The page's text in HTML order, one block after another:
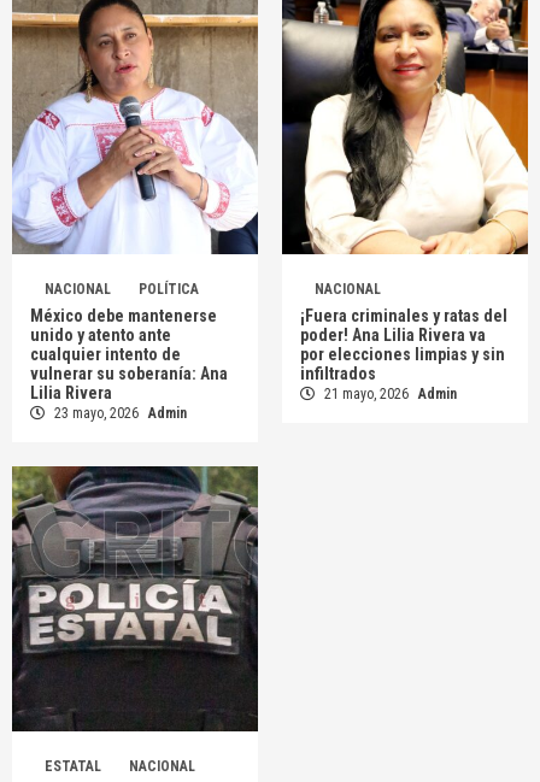
NACIONAL POLÍTICA
México debe mantenerse
unido y atento ante
cualquier intento de
vulnerar su soberanía: Ana
Lilia Rivera
23 mayo, 2026 Admin
NACIONAL
¡Fuera criminales y ratas del
poder! Ana Lilia Rivera va
por elecciones limpias y sin
infiltrados
21 mayo, 2026 Admin
ESTATAL NACIONAL